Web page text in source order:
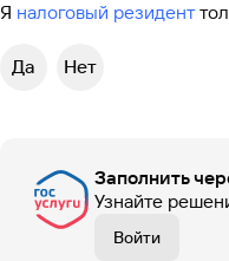
Я налоговый резидент
Да Нет
Заполнить
Узнайте
Войти